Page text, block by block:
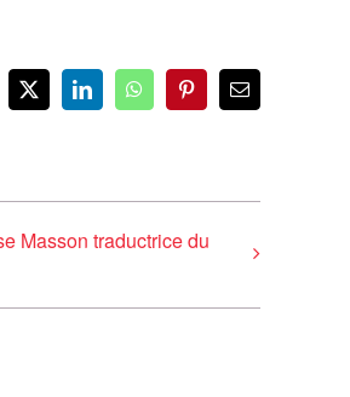
X LinkedInWhatsAppPinterestEmail
Masson traductrice du